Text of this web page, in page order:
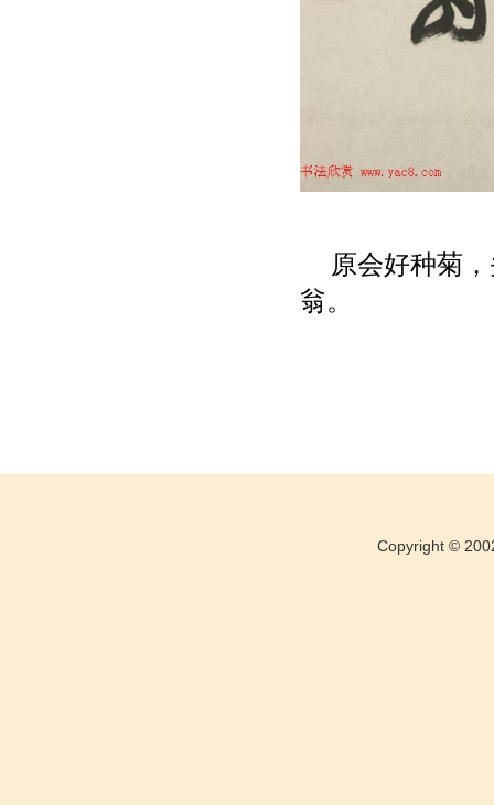
原会好种菊
翁。
Copyright ©